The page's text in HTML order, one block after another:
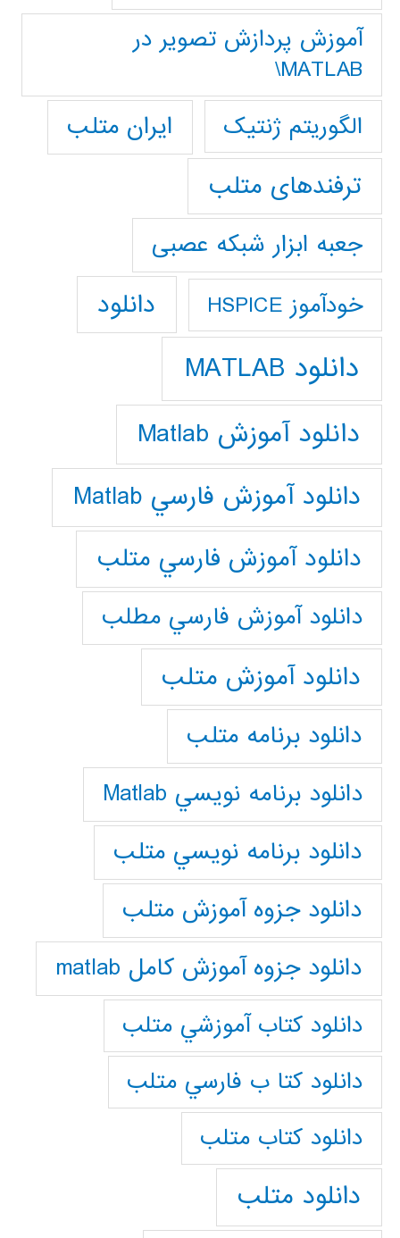
آموزش پردازش تصوير در
MATLAB\
الگوریتم ژنتیک
ایران متلب
ترفندهای متلب
جعبه ابزار شبکه عصبی
خودآموز HSPICE دانلود
دانلود MATLAB
دانلود آموزش Matlab
دانلود آموزش فارسي Matlab
دانلود آموزش فارسي متلب
دانلود آموزش فارسي مطلب
دانلود آموزش متلب
دانلود برنامه متلب
دانلود برنامه نويسي Matlab
دانلود برنامه نويسي متلب
دانلود جزوه آموزش متلب
دانلود جزوه آموزش کامل matlab
دانلود كتاب آموزشي متلب
دانلود كتا ب فارسي متلب
دانلود كتاب متلب
دانلود متلب